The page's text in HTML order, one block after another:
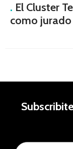
. El Cluster
como